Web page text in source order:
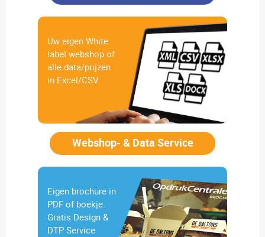
Uw eigen White
label webshop of
alle data/prijzen
in Excel/CSV
Webshop- & Data Service
Eigen brochure in
PDF of boekje.
Gratis Design &
DTP Service